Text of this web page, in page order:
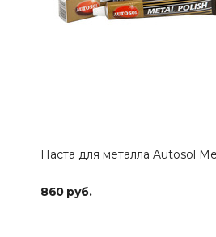
Паста для металла Autosol
860 руб.